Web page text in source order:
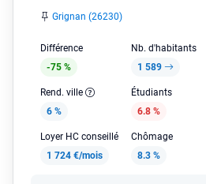
Grignan (26230)
Différence
-75 %
Nb. d'habitants
1 589
Rend. ville
6 %
Étudiants
6.8 %
Loyer HC conseillé
1 724 €/mois
Chômage
8.3 %